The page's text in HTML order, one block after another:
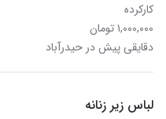
کارکرده
۱,۰۰۰,۰۰۰ تومان
دقایقی پیش در حیدرآباد
لباس زیر زنانه